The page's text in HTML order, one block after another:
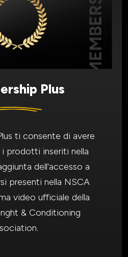
Plus
ti consente di avere
prodotti inseriti nella
dell'accesso a
presenti nella NSCA
video ufficiale della
& Conditioning